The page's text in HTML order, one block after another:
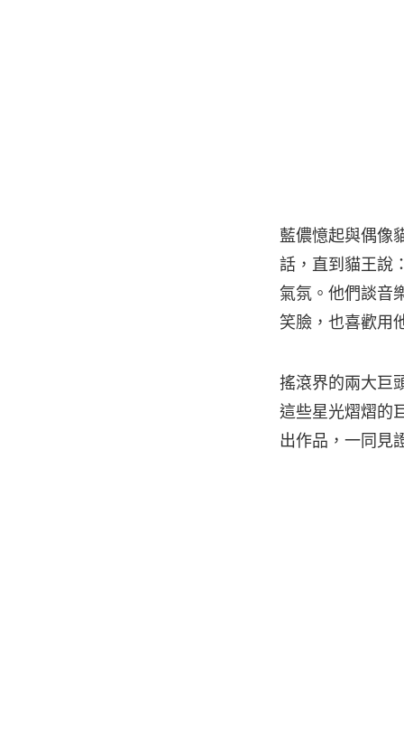
藍儂憶起與偶像
話，直到貓王說
氣氛。他們談音
笑臉，也喜歡用
搖滾界的兩大巨
這些星光熠熠的
出作品，一同見